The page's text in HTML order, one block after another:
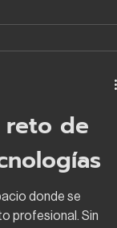
reto de
donde se
profesional. Sin